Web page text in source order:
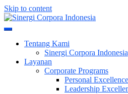
Skip to content
Sinergi Corpora
Tentang Kami
Sinergi Corpora Indonesia
Layanan
Corporate Programs
Personal Excellence
Leadership